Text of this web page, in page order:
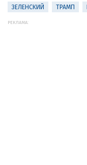
ЗЕЛЕНСКИЙ ТРАМП
РЕКЛАМА: